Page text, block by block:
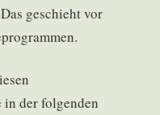
geschieht vor
in der folgenden